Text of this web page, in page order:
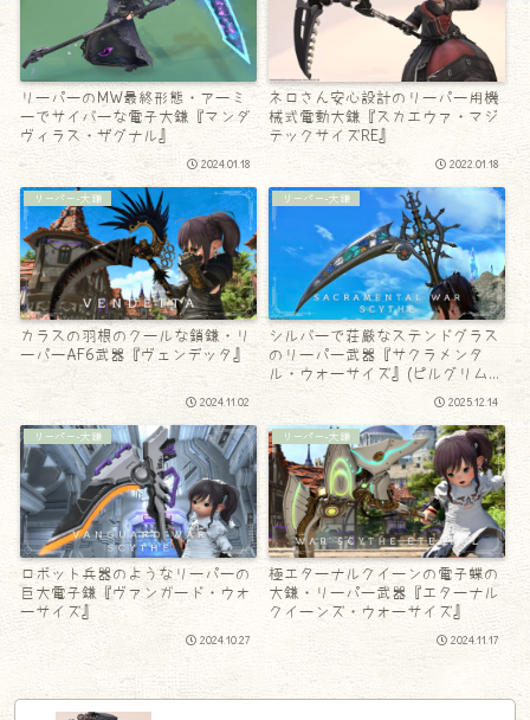
リーパーのMW最終形態・アーミ
ーでサイバーな電子大鎌『マンダ
ヴィラス・ザグナル』
2024.01.18
ネロさん安心設計のリーパー用機
械式電動大鎌『スカエウァ・マジ
テックサイズRE』
2022.01.18
リーパー-大鎌
カラスの羽根のクールな鎖鎌・リ
ーパーAF6武器『ヴェンデッタ』
2024.11.02
リーパー-大鎌
シルバーで荘厳なステンドグラス
のリーパー武器『サクラメンタ
ル・ウォーサイズ』(ピルグリムト
2025.12.14
リーパー-大鎌
ロボット兵器のようなリーパーの
巨大電子鎌『ヴァンガード・ウォ
ーサイズ』
2024.10.27
リーパー-大鎌
極エターナルクイーンの電子蝶の
大鎌・リーパー武器『エターナル
クイーンズ・ウォーサイズ』
2024.11.17